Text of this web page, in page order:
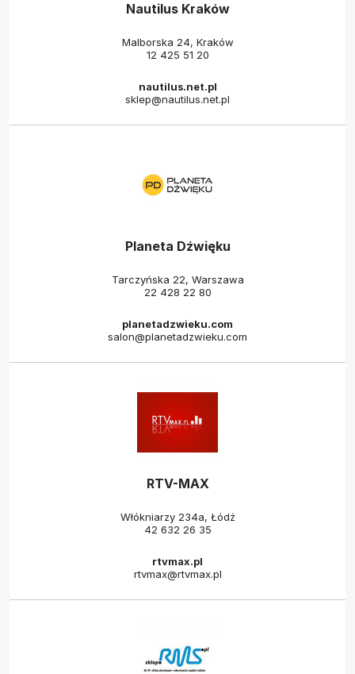
Nautilus Kraków
Malborska 24, Kraków
12 425 51 20
nautilus.net.pl
sklep@nautilus.net.pl
Planeta Dźwięku
Tarczyńska 22, Warszawa
22 428 22 80
planetadzwieku.com
salon@planetadzwieku.com
RTV-MAX
Włókniarzy 234a, Łódź
42 632 26 35
rtvmax.pl
rtvmax@rtvmax.pl